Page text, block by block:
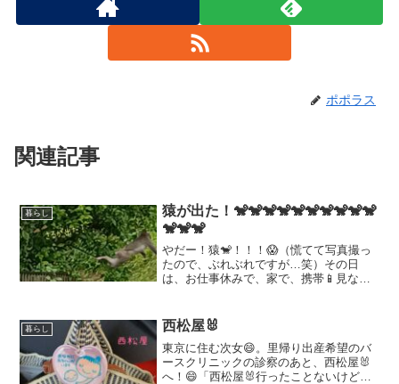
ポポラス
関連記事
暮らし
猿が出た！🐒🐒🐒🐒🐒🐒🐒🐒🐒🐒
🐒🐒🐒
やだー！猿🐒！！！😱（慌てて写真撮っ
たので、ぶれぶれですが…笑）その日
は、お仕事休みで、家で、携帯📱見なが
根、激しい音がしたと思ったら、猿🐒🐒
が庭に降りてきた！！！😱ひ...
暮らし 西松屋🐰
東京に住む次女😄。里帰り出産希望のバ
ースクリニックの診察のあと、西松屋🐰
へ！😄「西松屋🐰行ったことないけど、